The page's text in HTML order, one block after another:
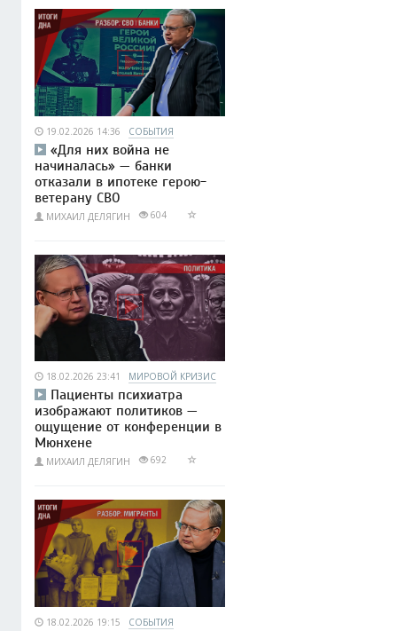
19.02.2026 14:36 СОБЫТИЯ
«Для них война не
начиналась» — банки
отказали в ипотеке герою-
ветерану СВО
МИХАИЛ ДЕЛЯГИН 604
18.02.2026 23:41 МИРОВОЙ КРИЗИС
Пациенты психиатра
изображают политиков —
ощущение от конференции в
Мюнхене
МИХАИЛ ДЕЛЯГИН 692
18.02.2026 19:15 СОБЫТИЯ